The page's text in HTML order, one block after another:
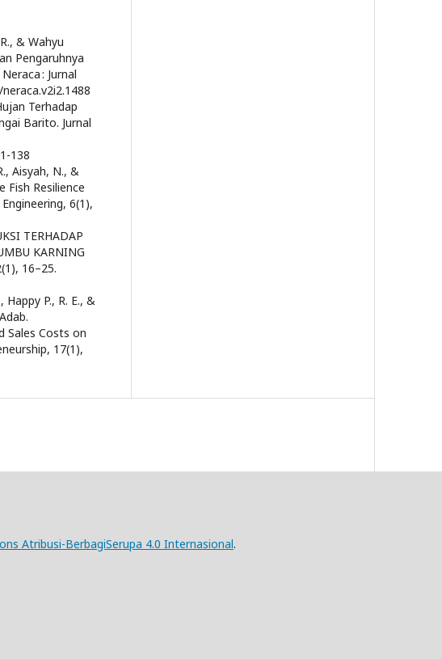
& Wahyu
Pengaruhnya
: Jurnal
Terhadap
Barito. Jurnal
138
Aisyah, N., &
Fish Resilience
6(1),
TERHADAP
KARNING
16–25.
P., R. E., &
Sales Costs on
17(1),
Atribusi-BerbagiSerupa 4.0 Internasional.